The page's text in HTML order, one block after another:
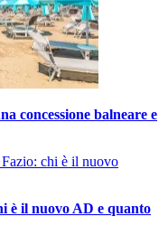
concessione balneare e
è il nuovo AD e quanto